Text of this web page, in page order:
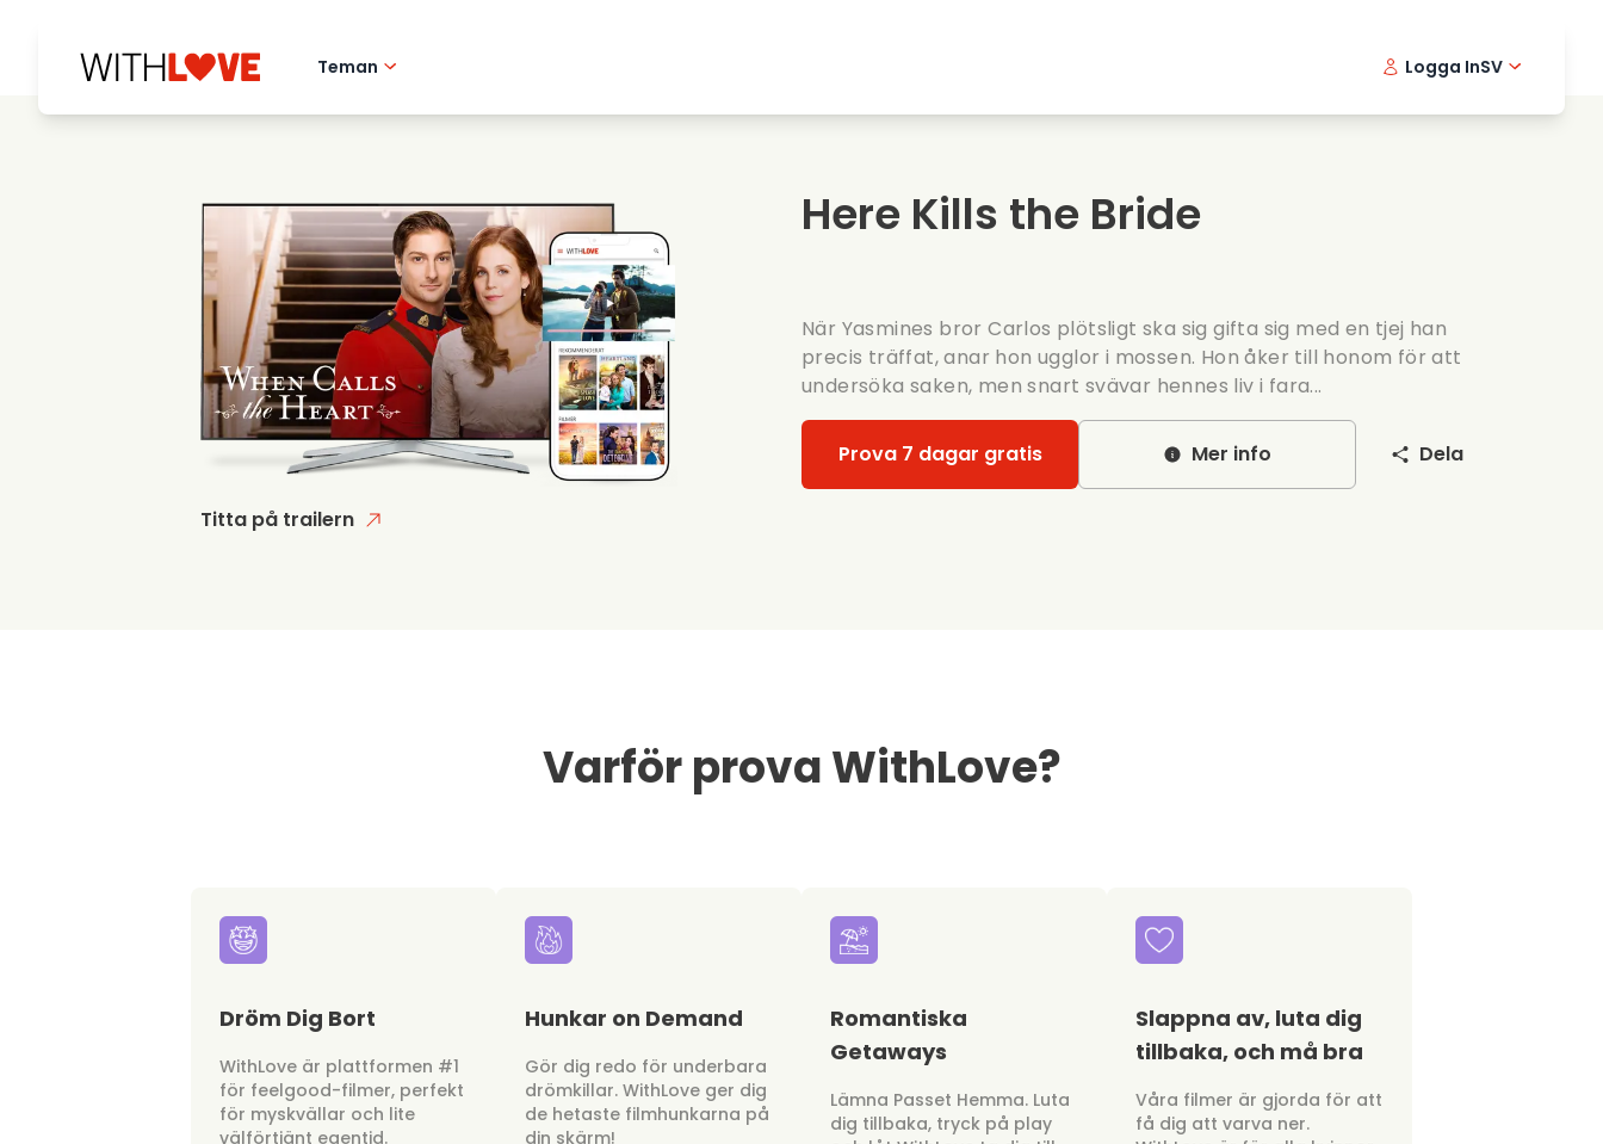
Teman
Mysterier
Sommarfilm
Datingfilmer
Romantiska serier
Logga InSV
Titta på trailern
Here Kills the Bride
När Yasmines bror Carlos plötsligt ska sig gifta sig med en tjej han
precis träffat, anar hon ugglor i mossen. Hon åker till honom för att
undersöka saken, men snart svävar hennes liv i fara...
Prova 7 dagar gratis Mer info Dela
Varför prova WithLove?
Dröm Dig Bort
WithLove är plattformen #1
för feelgood-filmer, perfekt
för myskvällar och lite
välförtjänt egentid.
Hunkar on Demand
Gör dig redo för underbara
drömkillar. WithLove ger dig
de hetaste filmhunkarna på
din skärm!
Romantiska
Getaways
Lämna Passet Hemma. Luta
dig tillbaka, tryck på play
Slappna av, luta dig
tillbaka, och må bra
Våra filmer är gjorda för att
få dig att varva ner.